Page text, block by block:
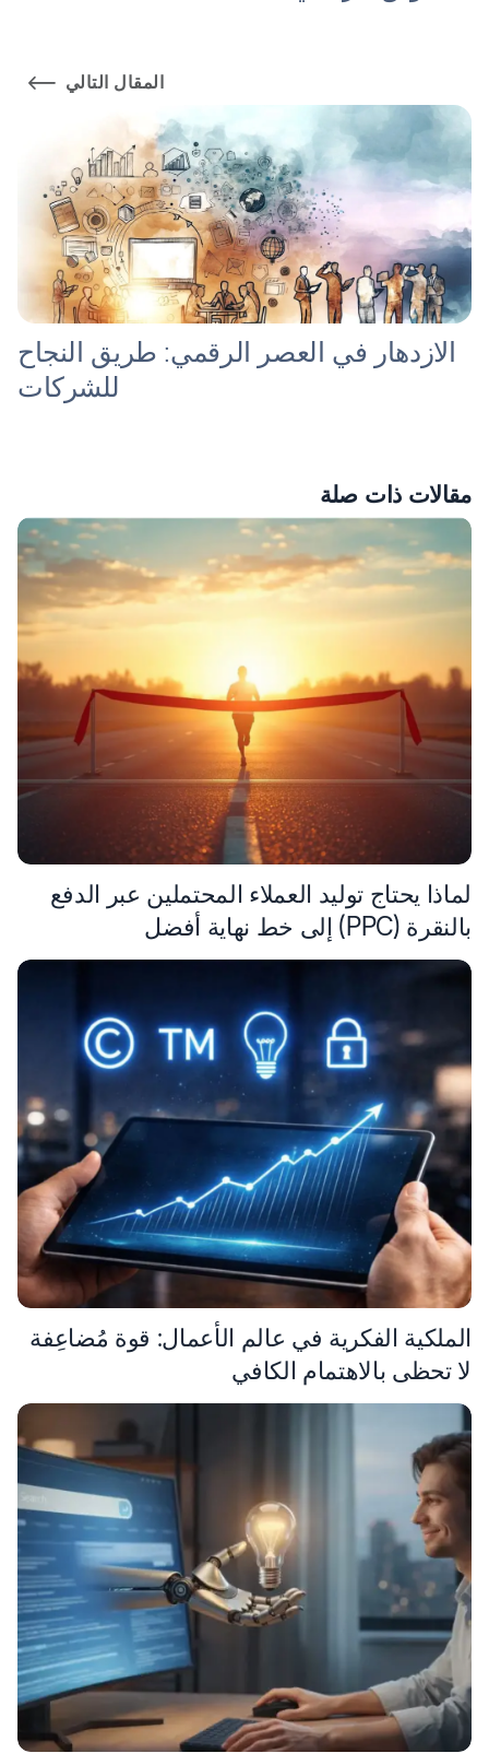
المقال التالي
الازدهار في العصر الرقمي: طريق النجاح
للشركات
مقالات ذات صلة
لماذا يحتاج توليد العملاء المحتملين عبر الدفع
بالنقرة (PPC) إلى خط نهاية أفضل
الملكية الفكرية في عالم الأعمال: قوة مُضاعِفة
لا تحظى بالاهتمام الكافي